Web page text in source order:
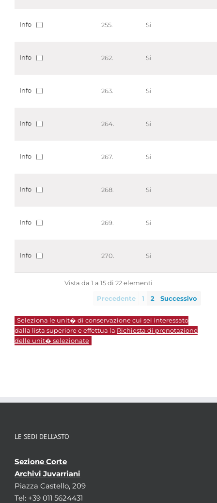
Info 255. Si
Info 262. Si
Info 263. Si
Info 264. Si
Info 267. Si
Info 268. Si
Info 269. Si
Info 270. Si
Vista da 1 a 15 di 22 elementi
Precedente 1 2 Successivo
Seleziona le unit� di conservazione cui sei interessato
dalla lista superiore e effettua la Richiesta di prenotazione
delle unit� selezionate
LE SEDI DELL’ASTO
Sezione Corte
Archivi Juvarriani
Piazza Castello, 209
Tel: +39 011 5624431